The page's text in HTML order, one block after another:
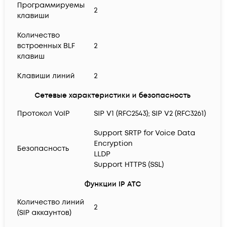
Программируемы
клавиши
2
Количество
встроенных BLF
клавиш
2
Клавиши линий 2
Сетевые характеристики и безопасность
Протокол VoIP
SIP V1 (RFC2543); SIP V2 (RFC3261)
Безопасность
Support SRTP for Voice Data
Encryption
LLDP
Support HTTPS (SSL)
Функции IP АТС
Количество линий
(SIP аккаунтов)
2